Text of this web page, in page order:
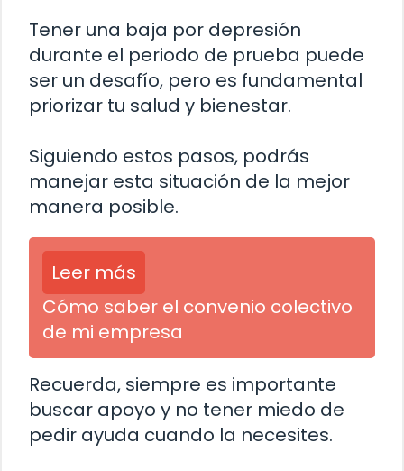
Tener una baja por depresión
durante el periodo de prueba puede
ser un desafío, pero es fundamental
priorizar tu salud y bienestar.
Siguiendo estos pasos, podrás
manejar esta situación de la mejor
manera posible.
Leer más
Cómo saber el convenio colectivo
de mi empresa
Recuerda, siempre es importante
buscar apoyo y no tener miedo de
pedir ayuda cuando la necesites.